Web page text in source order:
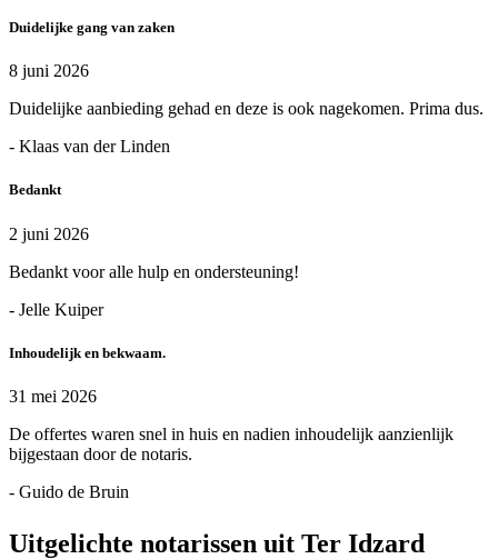
Duidelijke gang van zaken
8 juni 2026
Duidelijke aanbieding gehad en deze is ook nagekomen. Prima dus.
- Klaas van der Linden
Bedankt
2 juni 2026
Bedankt voor alle hulp en ondersteuning!
- Jelle Kuiper
Inhoudelijk en bekwaam.
31 mei 2026
De offertes waren snel in huis en nadien inhoudelijk aanzienlijk
bijgestaan door de notaris.
- Guido de Bruin
Uitgelichte notarissen uit Ter Idzard